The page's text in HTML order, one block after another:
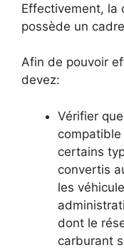
Effectivement, la
possède un
Afin de pouvoir
devez:
Vérifier
certains
convertis
les
dont le
carburant